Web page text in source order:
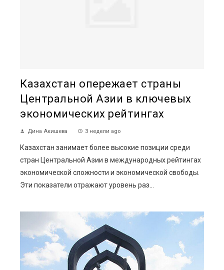
Казахстан опережает страны
Центральной Азии в ключевых
экономических рейтингах
Дина Акишева 3 недели ago
Казахстан занимает более высокие позиции среди
стран Центральной Азии в международных рейтингах
экономической сложности и экономической свободы.
Эти показатели отражают уровень раз...